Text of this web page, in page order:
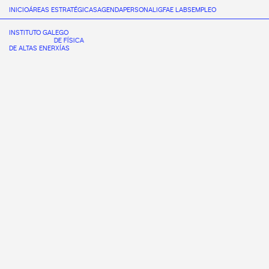
INICIOÁREAS ESTRATÉGICASAGENDAPERSONALIGFAE LABSEMPLEO
INSTITUTO GALEGO
DE FÍSICA
DE ALTAS ENERXÍAS